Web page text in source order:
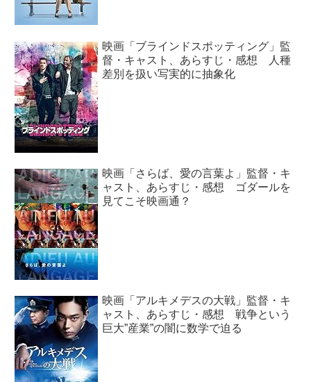
映画「ブラインドスポッティング」監
督・キャスト、あらすじ・感想 人種
差別を扱い写実的に抽象化
映画「さらば、愛の言葉よ」監督・キ
ャスト、あらすじ・感想 ゴダールを
見てこそ映画通？
映画「アルキメデスの大戦」監督・キ
ャスト、あらすじ・感想 戦争という
巨大”産業”の闇に数学で迫る